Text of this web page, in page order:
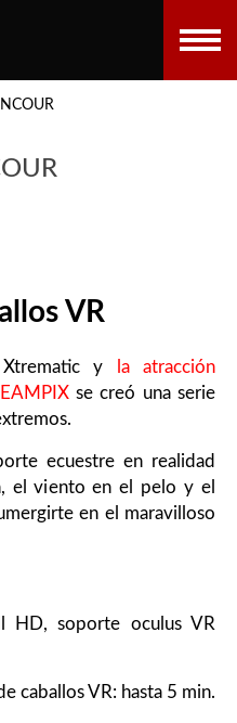
VR
Xtrematic y
la atracción
se creó una serie
ecuestre en realidad
el viento en el pelo y el
en el maravilloso
HD, soporte oculus VR
caballos VR: hasta 5 min.